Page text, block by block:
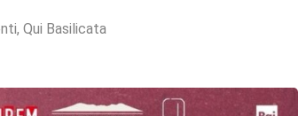
, Qui Basilicata